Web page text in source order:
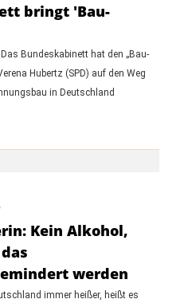
bringt 'Bau-
Bundeskabinett hat den „Bau-
Hubertz (SPD) auf den Weg
in Deutschland
Kein Alkohol,
werden
immer heißer, heißt es